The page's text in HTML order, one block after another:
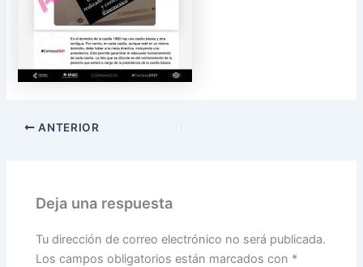
ANTERIOR
Deja una respuesta
Tu dirección de correo electrónico no será publicada.
Los campos obligatorios están marcados con *